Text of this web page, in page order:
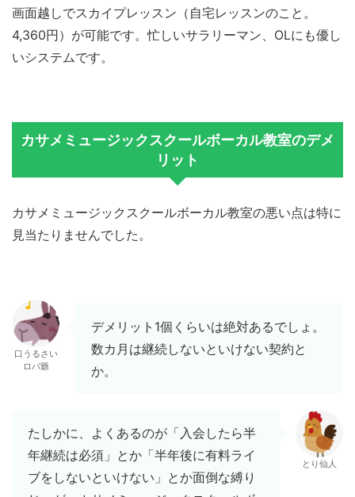
画面越しでスカイプレッスン（自宅レッスンのこと。
4,360円）が可能です。忙しいサラリーマン、OLにも優し
いシステムです。
カサメミュージックスクールボーカル教室のデメ
リット
カサメミュージックスクールボーカル教室の悪い点は特に
見当たりませんでした。
口うるさい
ロバ爺
デメリット1個くらいは絶対あるでしょ。
数カ月は継続しないといけない契約と
か。
たしかに、よくあるのが「入会したら半
年継続は必須」とか「半年後に有料ライ
ブをしないといけない」とか面倒な縛り
とり仙人